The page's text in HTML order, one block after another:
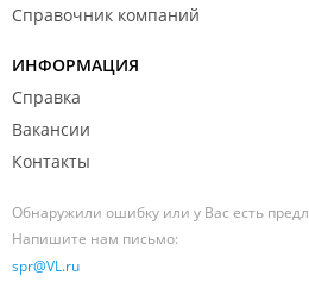
Справочник компаний
ИНФОРМАЦИЯ
Справка
Вакансии
Контакты
Обнаружили ошибку или у Вас есть
Напишите нам письмо:
spr@VL.ru